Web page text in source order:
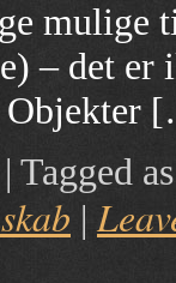
mulige
– det
Objekter
| Tagged
|